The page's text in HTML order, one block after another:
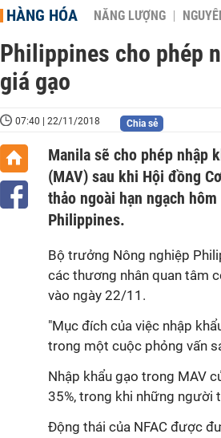
HÀNG HÓA NĂNG LƯỢNG
Philippines cho phép
giá gạo
07:40 | 22/11/2018 Chia sẻ
Manila sẽ cho phép nhập
(MAV) sau khi Hội đồng
thảo ngoài hạn ngạch
Philippines.
Bộ trưởng Nông nghiệp
các thương nhân quan tâm
vào ngày 22/11.
"Mục đích của việc nhập
trong một cuộc phỏng vấn
Nhập khẩu gạo trong MAV
35%, trong khi những người
Động thái của NFAC được